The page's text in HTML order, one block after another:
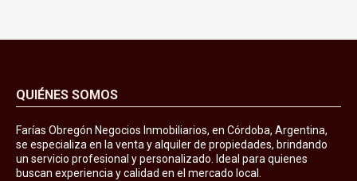
QUIÉNES SOMOS
Farías Obregón Negocios Inmobiliarios, en Córdoba, Argentina,
se especializa en la venta y alquiler de propiedades, brindando
un servicio profesional y personalizado. Ideal para quienes
buscan experiencia y calidad en el mercado local.